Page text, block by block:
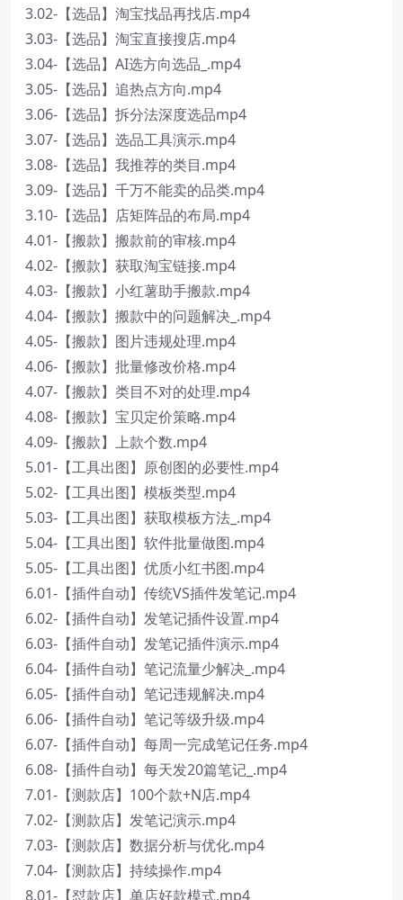
3.02-【选品】淘宝找品再找店.mp4
3.03-【选品】淘宝直接搜店.mp4
3.04-【选品】AI选方向选品_.mp4
3.05-【选品】追热点方向.mp4
3.06-【选品】拆分法深度选品mp4
3.07-【选品】选品工具演示.mp4
3.08-【选品】我推荐的类目.mp4
3.09-【选品】千万不能卖的品类.mp4
3.10-【选品】店矩阵品的布局.mp4
4.01-【搬款】搬款前的审核.mp4
4.02-【搬款】获取淘宝链接.mp4
4.03-【搬款】小红薯助手搬款.mp4
4.04-【搬款】搬款中的问题解决_.mp4
4.05-【搬款】图片违规处理.mp4
4.06-【搬款】批量修改价格.mp4
4.07-【搬款】类目不对的处理.mp4
4.08-【搬款】宝贝定价策略.mp4
4.09-【搬款】上款个数.mp4
5.01-【工具出图】原创图的必要性.mp4
5.02-【工具出图】模板类型.mp4
5.03-【工具出图】获取模板方法_.mp4
5.04-【工具出图】软件批量做图.mp4
5.05-【工具出图】优质小红书图.mp4
6.01-【插件自动】传统VS插件发笔记.mp4
6.02-【插件自动】发笔记插件设置.mp4
6.03-【插件自动】发笔记插件演示.mp4
6.04-【插件自动】笔记流量少解决_.mp4
6.05-【插件自动】笔记违规解决.mp4
6.06-【插件自动】笔记等级升级.mp4
6.07-【插件自动】每周一完成笔记任务.mp4
6.08-【插件自动】每天发20篇笔记_.mp4
7.01-【测款店】100个款+N店.mp4
7.02-【测款店】发笔记演示.mp4
7.03-【测款店】数据分析与优化.mp4
7.04-【测款店】持续操作.mp4
8.01-【怼款店】单店好款模式.mp4